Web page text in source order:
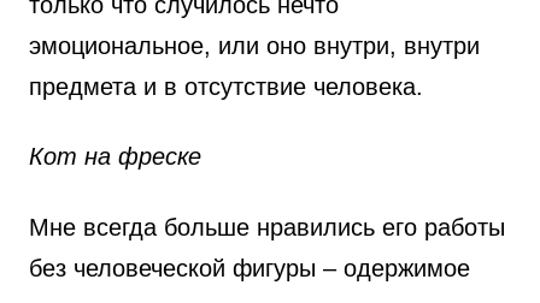
эмоциональное, или оно внутри, внутри
предмета и в отсутствие человека.
Кот на фреске
Мне всегда больше нравились его работы
без человеческой фигуры – одержимое